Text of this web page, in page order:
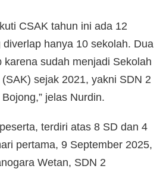
CSAK tahun ini ada 12
hanya 10 sekolah. Dua
karena sudah menjadi Sekolah
sejak 2021, yakni SDN 2
jelas Nurdin.
terdiri atas 8 SD dan 4
pertama, 9 September 2025,
Wetan, SDN 2